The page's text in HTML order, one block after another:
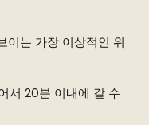
이는 가장 이상적인 위
서 20분 이내에 갈 수